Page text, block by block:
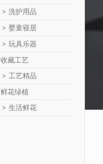
> 洗护用品
> 婴童寝居
> 玩具乐器
收藏工艺
> 工艺精品
鲜花绿植
> 生活鲜花